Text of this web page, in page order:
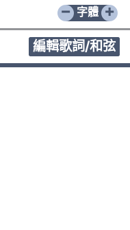
− +
字體
編輯歌詞/和弦